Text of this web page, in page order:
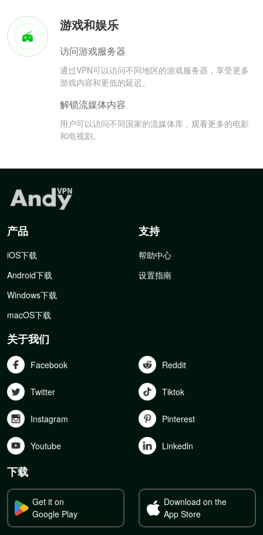
游戏和娱乐
访问游戏服务器
通过VPN可以访问不同地区的游戏服务器，享受更多
游戏内容和更低的延迟。
解锁流媒体内容
用户可以访问不同国家的流媒体库，观看更多的电影
和电视剧。
产品
iOS下载
Android下载
Windows下载
macOS下载
支持
帮助中心
设置指南
关于我们
Facebook Reddit
Twitter Tiktok
Instagram Pinterest
Youtube Linkedln
下载
Get it on
Google Play
Download on the
App Store